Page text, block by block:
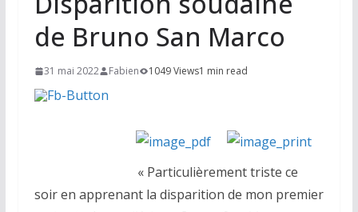
de Bruno San Marco
31 mai 2022 Fabien 1049 Views1 min read
« Particulièrement triste ce
soir en apprenant la disparition de mon premier